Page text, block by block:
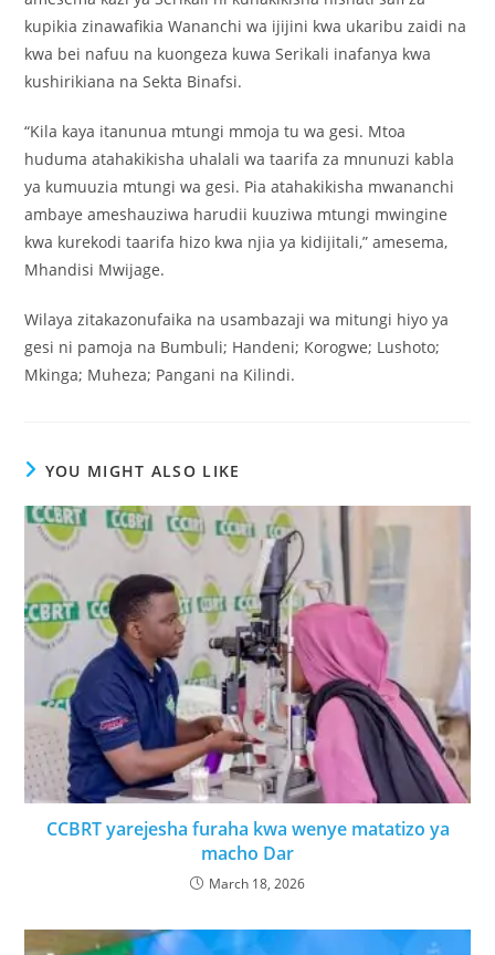
kupikia zinawafikia Wananchi wa ijijini kwa ukaribu zaidi na
kwa bei nafuu na kuongeza kuwa Serikali inafanya kwa
kushirikiana na Sekta Binafsi.
“Kila kaya itanunua mtungi mmoja tu wa gesi. Mtoa
huduma atahakikisha uhalali wa taarifa za mnunuzi kabla
ya kumuuzia mtungi wa gesi. Pia atahakikisha mwananchi
ambaye ameshauziwa harudii kuuziwa mtungi mwingine
kwa kurekodi taarifa hizo kwa njia ya kidijitali,” amesema,
Mhandisi Mwijage.
Wilaya zitakazonufaika na usambazaji wa mitungi hiyo ya
gesi ni pamoja na Bumbuli; Handeni; Korogwe; Lushoto;
Mkinga; Muheza; Pangani na Kilindi.
YOU MIGHT ALSO LIKE
CCBRT yarejesha furaha kwa wenye matatizo ya
macho Dar
March 18, 2026